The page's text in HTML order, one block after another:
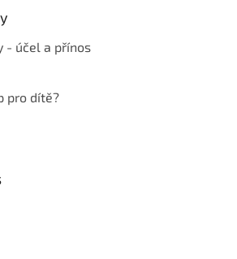
- účel a přínos
pro dítě?